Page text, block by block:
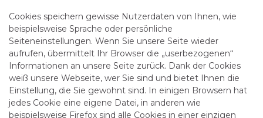
Cookies speichern gewisse Nutzerdaten von Ihnen, wie
beispielsweise Sprache oder persönliche
Seiteneinstellungen. Wenn Sie unsere Seite wieder
aufrufen, übermittelt Ihr Browser die „userbezogenen“
Informationen an unsere Seite zurück. Dank der Cookies
weiß unsere Webseite, wer Sie sind und bietet Ihnen die
Einstellung, die Sie gewohnt sind. In einigen Browsern hat
jedes Cookie eine eigene Datei, in anderen wie
beispielsweise Firefox sind alle Cookies in einer einzigen